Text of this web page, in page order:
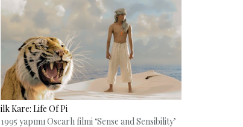
ilk Kare: Life Of Pi
1995 yapımı Oscarlı filmi ‘Sense and Sensibility’